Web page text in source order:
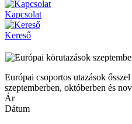
Kapcsolat
Kereső
Európai csoportos utazások
szeptemberben, októberben és
Ár
Dátum